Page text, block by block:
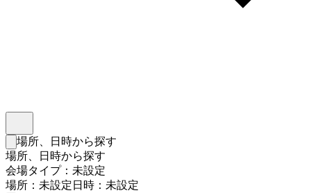
検索フォームを閉じる
場所、日時から探す
場所、日時から探す
会場タイプ：未設定
場所：未設定日時：未設定